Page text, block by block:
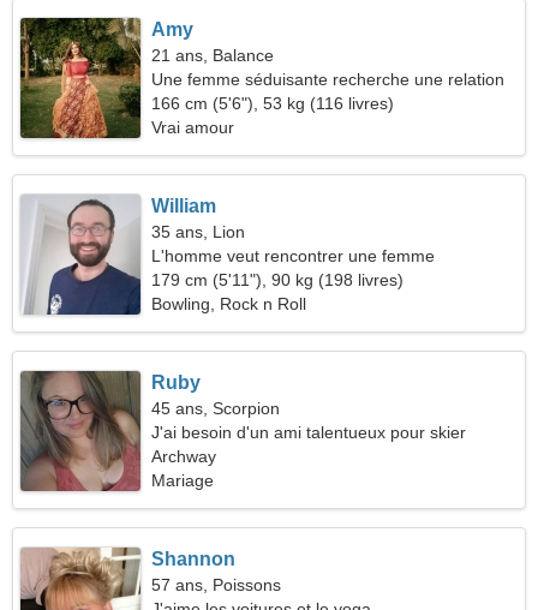
Amy
21 ans, Balance
Une femme séduisante recherche une relation
passionnée
166 cm (5'6"), 53 kg (116 livres)
Vrai amour
William
35 ans, Lion
L'homme veut rencontrer une femme
179 cm (5'11"), 90 kg (198 livres)
Bowling, Rock n Roll
Ruby
45 ans, Scorpion
J'ai besoin d'un ami talentueux pour skier
ensemble
Archway
Mariage
Shannon
57 ans, Poissons